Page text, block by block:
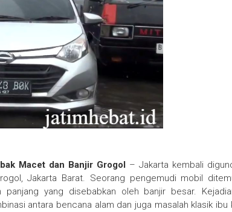
Macet dan Banjir Grogol – Jakarta kembali
Jakarta Barat. Seorang pengemudi mobil
yang disebabkan oleh banjir besar.
antara bencana alam dan juga masalah klasik ibu